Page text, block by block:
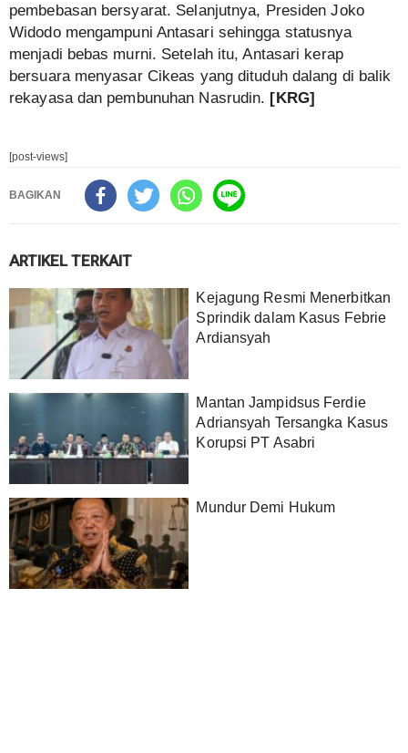
pembebasan bersyarat. Selanjutnya, Presiden Joko
Widodo mengampuni Antasari sehingga statusnya
menjadi bebas murni. Setelah itu, Antasari kerap
bersuara menyasar Cikeas yang dituduh dalang di balik
rekayasa dan pembunuhan Nasrudin. [KRG]
[post-views]
BAGIKAN
ARTIKEL TERKAIT
Kejagung Resmi Menerbitkan
Sprindik dalam Kasus Febrie
Ardiansyah
Mantan Jampidsus Ferdie
Adriansyah Tersangka Kasus
Korupsi PT Asabri
Mundur Demi Hukum